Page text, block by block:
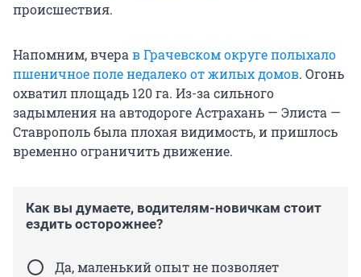
происшествия.
Напомним, вчера в Грачевском округе полыхало
пшеничное поле недалеко от жилых домов. Огонь
охватил площадь 120 га. Из-за сильного
задымления на автодороге Астрахань — Элиста —
Ставрополь была плохая видимость, и пришлось
временно ограничить движение.
Как вы думаете, водителям-новичкам стоит
ездить осторожнее?
Да, маленький опыт не позволяет